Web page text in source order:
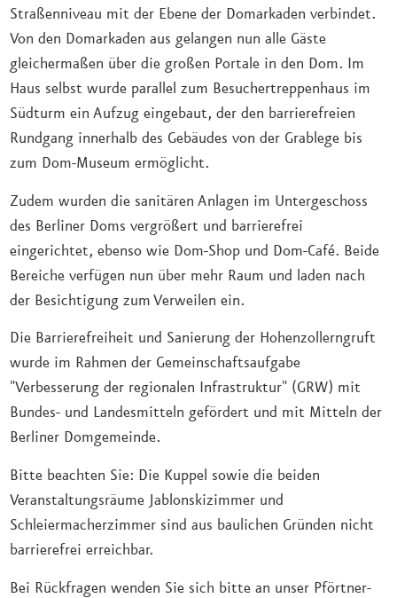
Straßenniveau mit der Ebene der Domarkaden verbindet.
Von den Domarkaden aus gelangen nun alle Gäste
gleichermaßen über die großen Portale in den Dom. Im
Haus selbst wurde parallel zum Besuchertreppenhaus im
Südturm ein Aufzug eingebaut, der den barrierefreien
Rundgang innerhalb des Gebäudes von der Grablege bis
zum Dom-Museum ermöglicht.
Zudem wurden die sanitären Anlagen im Untergeschoss
des Berliner Doms vergrößert und barrierefrei
eingerichtet, ebenso wie Dom-Shop und Dom-Café. Beide
Bereiche verfügen nun über mehr Raum und laden nach
der Besichtigung zum Verweilen ein.
Die Barrierefreiheit und Sanierung der Hohenzollerngruft
wurde im Rahmen der Gemeinschaftsaufgabe
"Verbesserung der regionalen Infrastruktur" (GRW) mit
Bundes- und Landesmitteln gefördert und mit Mitteln der
Berliner Domgemeinde.
Bitte beachten Sie: Die Kuppel sowie die beiden
Veranstaltungsräume Jablonskizimmer und
Schleiermacherzimmer sind aus baulichen Gründen nicht
barrierefrei erreichbar.
Bei Rückfragen wenden Sie sich bitte an unser Pförtner-